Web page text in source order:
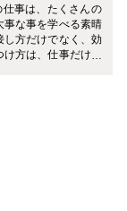
事は、たくさんの
事な事を学べる素晴
し方だけでなく、効
方は、仕事だけで